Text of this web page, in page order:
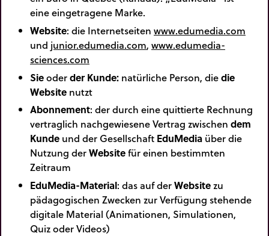
eine eingetragene Marke.
Website: die Internetseiten www.edumedia.com
und junior.edumedia.com, www.edumedia-
sciences.com
Sieoderder Kunde: natürliche Person, diedie
Website nutzt
Abonnement: der durch eine quittierte Rechnung
vertraglich nachgewiesene Vertrag zwischen dem
Kunde und der Gesellschaft EduMedia über die
Nutzung derWebsitefür einen bestimmten
Zeitraum
EduMedia-Material: das auf derWebsitezu
pädagogischen Zwecken zur Verfügung stehende
digitale Material (Animationen, Simulationen,
Quiz oder Videos)